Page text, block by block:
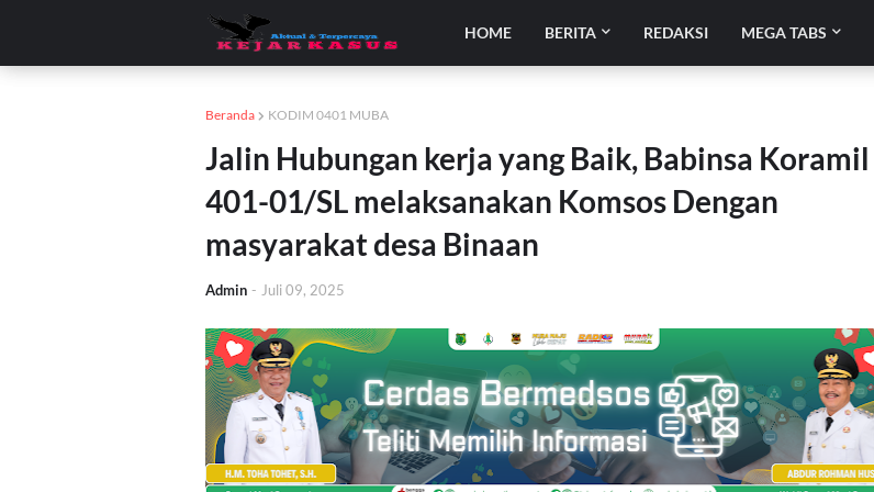
HOME BERITA REDAKSI MEGA TABS
Beranda KODIM 0401 MUBA
Jalin Hubungan kerja yang Baik, Babinsa Koramil
401-01/SL melaksanakan Komsos Dengan
masyarakat desa Binaan
Admin - Juli 09, 2025